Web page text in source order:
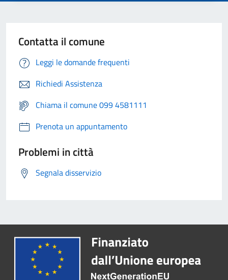
Contatta il comune
Leggi le domande frequenti
Richiedi Assistenza
Chiama il comune 099 4581111
Prenota un appuntamento
Problemi in città
Segnala disservizio